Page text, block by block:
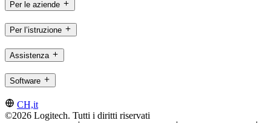
Per le aziende
Per l’istruzione
Assistenza
Software
CH,it
©2026 Logitech. Tutti i diritti riservati